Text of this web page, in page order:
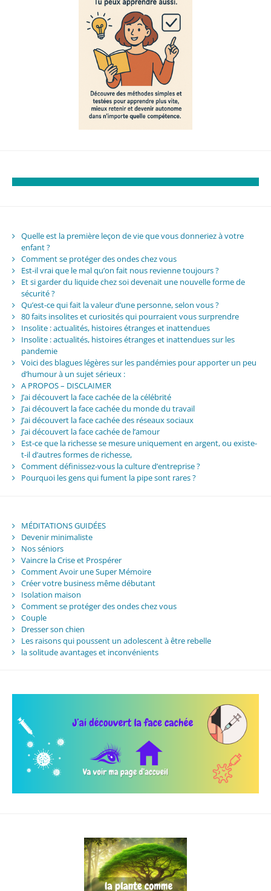
Quelle est la première leçon de vie que vous donneriez à votre
enfant ?
Comment se protéger des ondes chez vous
Est-il vrai que le mal qu’on fait nous revienne toujours ?
Et si garder du liquide chez soi devenait une nouvelle forme de
sécurité ?
Qu’est-ce qui fait la valeur d’une personne, selon vous ?
80 faits insolites et curiosités qui pourraient vous surprendre
Insolite : actualités, histoires étranges et inattendues
Insolite : actualités, histoires étranges et inattendues sur les
pandemie
Voici des blagues légères sur les pandémies pour apporter un peu
d’humour à un sujet sérieux :
A PROPOS – DISCLAIMER
J’ai découvert la face cachée de la célébrité
J’ai découvert la face cachée du monde du travail
J’ai découvert la face cachée des réseaux sociaux
J’ai découvert la face cachée de l’amour
Est-ce que la richesse se mesure uniquement en argent, ou existe-
t-il d’autres formes de richesse,
Comment définissez-vous la culture d’entreprise ?
Pourquoi les gens qui fument la pipe sont rares ?
MÉDITATIONS GUIDÉES
Devenir minimaliste
Nos séniors
Vaincre la Crise et Prospérer
Comment Avoir une Super Mémoire
Créer votre business même débutant
Isolation maison
Comment se protéger des ondes chez vous
Couple
Dresser son chien
Les raisons qui poussent un adolescent à être rebelle
la solitude avantages et inconvénients